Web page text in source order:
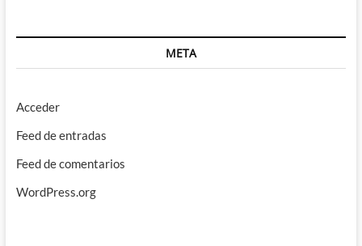
META
Acceder
Feed de entradas
Feed de comentarios
WordPress.org